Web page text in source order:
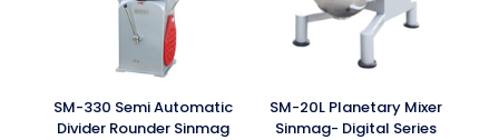
SM-330 Semi Automatic
Divider Rounder Sinmag
SM-20L Planetary Mixer
Sinmag- Digital Series